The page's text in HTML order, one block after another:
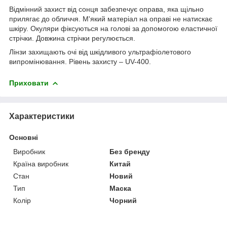
Відмінний захист від сонця забезпечує оправа, яка щільно
прилягає до обличчя. М'який матеріал на оправі не натискає
шкіру. Окуляри фіксуються на голові за допомогою еластичної
стрічки. Довжина стрічки регулюється.
Лінзи захищають очі від шкідливого ультрафіолетового
випромінювання. Рівень захисту – UV-400.
Приховати
Характеристики
Основні
Виробник
Без бренду
Країна виробник
Китай
Стан
Новий
Тип
Маска
Колір
Чорний